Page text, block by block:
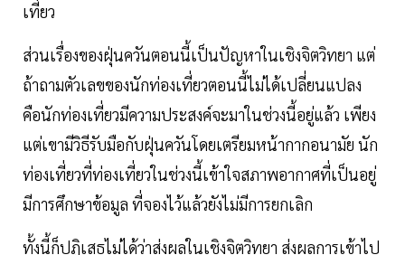
เที่ยว
ส่วนเรื่องของฝุ่นควันตอนนี้เป็นปัญหาในเชิงจิตวิทยา แต่
ถ้าถามตัวเลขของนักท่องเที่ยวตอนนี้ไม่ได้เปลี่ยนแปลง
คือนักท่องเที่ยวมีความประสงค์จะมาในช่วงนี้อยู่แล้ว เพียง
แต่เขามีวิธีรับมือกับฝุ่นควันโดยเตรียมหน้ากากอนามัย นัก
ท่องเที่ยวที่ท่องเที่ยวในช่วงนี้เข้าใจสภาพอากาศที่เป็นอยู่
มีการศึกษาข้อมูล ที่จองไว้แล้วยังไม่มีการยกเลิก
ทั้งนี้ก็ปฏิเสธไม่ได้ว่าส่งผลในเชิงจิตวิทยา ส่งผลการเข้าไป